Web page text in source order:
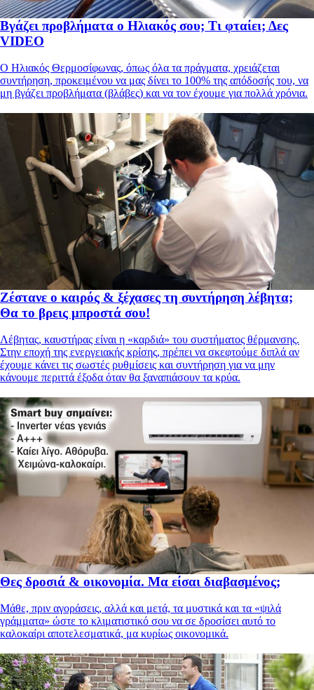
Βγάζει προβλήματα ο Ηλιακός σου; Τι φταίει; Δες
VIDEO
O Ηλιακός Θερμοσίφωνας, όπως όλα τα πράγματα, χρειάζεται
συντήρηση, προκειμένου να μας δίνει το 100% της απόδοσής του, να
μη βγάζει προβλήματα (βλάβες) και να τον έχουμε για πολλά χρόνια.
Ζέστανε ο καιρός & ξέχασες τη συντήρηση λέβητα;
Θα το βρεις μπροστά σου!
Λέβητας, καυστήρας είναι η «καρδιά» του συστήματος θέρμανσης.
Στην εποχή της ενεργειακής κρίσης, πρέπει να σκεφτούμε διπλά αν
έχουμε κάνει τις σωστές ρυθμίσεις και συντήρηση για να μην
κάνουμε περιττά έξοδα όταν θα ξαναπιάσουν τα κρύα.
Θες δροσιά & οικονομία. Μα είσαι διαβασμένος;
Μάθε, πριν αγοράσεις, αλλά και μετά, τα μυστικά και τα «ψιλά
γράμματα» ώστε το κλιματιστικό σου να σε δροσίσει αυτό το
καλοκαίρι αποτελεσματικά, μα κυρίως οικονομικά.